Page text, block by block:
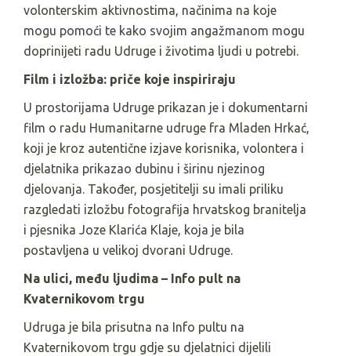
volonterskim aktivnostima, načinima na koje
mogu pomoći te kako svojim angažmanom mogu
doprinijeti radu Udruge i životima ljudi u potrebi.
Film i izložba: priče koje inspiriraju
U prostorijama Udruge prikazan je i dokumentarni
film o radu Humanitarne udruge fra Mladen Hrkać,
koji je kroz autentične izjave korisnika, volontera i
djelatnika prikazao dubinu i širinu njezinog
djelovanja. Također, posjetitelji su imali priliku
razgledati izložbu fotografija hrvatskog branitelja
i pjesnika Joze Klarića Klaje, koja je bila
postavljena u velikoj dvorani Udruge.
Na ulici, među ljudima – Info pult na
Kvaternikovom trgu
Udruga je bila prisutna na Info pultu na
Kvaternikovom trgu gdje su djelatnici dijelili